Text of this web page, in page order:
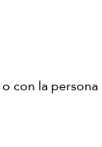
o con la persona